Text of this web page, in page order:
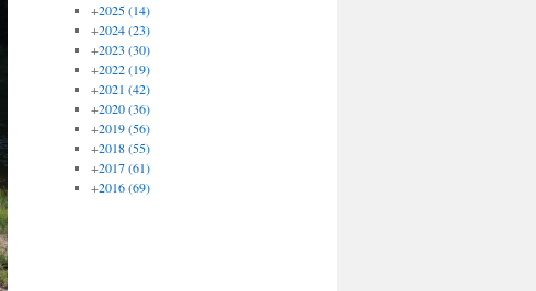
+2025(14)
+2024(23)
+2023 (30)
+2022(19)
+2021 (42)
+2020(36)
+2019(56)
+2018(55)
+2017(61)
+2016(69)